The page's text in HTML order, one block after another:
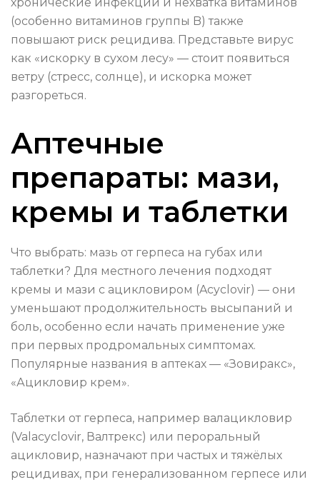
(особенно витаминов группы B) также
повышают риск рецидива. Представьте вирус
как «искорку в сухом лесу» — стоит появиться
ветру (стресс, солнце), и искорка может
разгореться.
Аптечные
препараты: мази,
кремы и таблетки
Что выбрать: мазь от герпеса на губах или
таблетки? Для местного лечения подходят
кремы и мази с ацикловиром (Acyclovir) — они
уменьшают продолжительность высыпаний и
боль, особенно если начать применение уже
при первых продромальных симптомах.
Популярные названия в аптеках — «Зовиракс»,
«Ацикловир крем».
Таблетки от герпеса, например валацикловир
(Valacyclovir, Валтрекс) или пероральный
ацикловир, назначают при частых и тяжёлых
рецидивах, при генерализованном герпесе или